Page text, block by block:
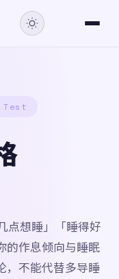
Test
点想睡」「睡得好
的作息倾向与睡眠
，不能代替多导睡